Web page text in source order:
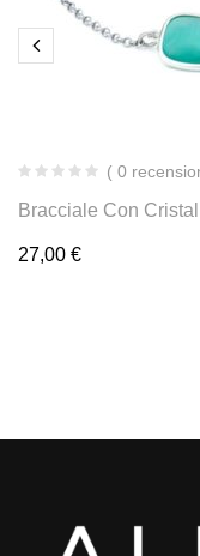
( 0
Bracciale Con
27,00 €